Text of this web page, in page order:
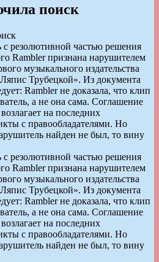
поиск
с резолютивной частью решения
Rambler признана нарушителем
музыкального издательства
Трубецкой». Из документа
Rambler не доказала, что клип
а не она сама. Соглашение
на последних
с правообладателями. Но
найден не был, то вину
с резолютивной частью решения
Rambler признана нарушителем
музыкального издательства
Трубецкой». Из документа
Rambler не доказала, что клип
а не она сама. Соглашение
на последних
с правообладателями. Но
найден не был, то вину